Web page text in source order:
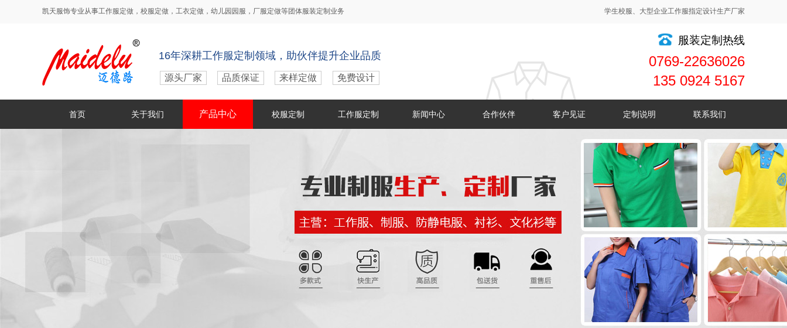
凯天服饰专业从事工作服定做 ， 校服定做 ， 工衣定做 ， 幼儿园园服 ， 厂服定做等团体服装定制业务 学生校服、大型企业工作服指定设计生产厂家
源头厂家 来样定做
0769-22636026
135 0924 5167
服装定制热线
免费设计
品质保证
16年深耕工作服定制领域，助伙伴提升企业品质
首页 关于我们 产品中心 校服定制 工作服定制 新闻中心 合作伙伴 客户见证 定制说明 联系我们